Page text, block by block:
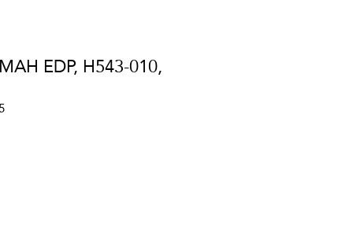
EDP, H543-010,